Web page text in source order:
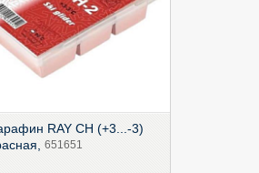
RAY СН (+3...-3)
651651